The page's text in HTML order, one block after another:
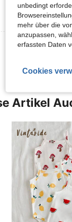
Mehr
Artikel
unbedingt
mehr über die
anzupassen,
erfassten Daten
Cookies